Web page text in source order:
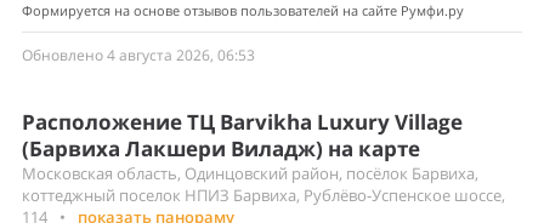
Формируется на основе отзывов пользователей на сайте Румфи.ру
Обновлено 4 августа 2026, 06:53
Расположение ТЦ Barvikha Luxury Village
(Барвиха Лакшери Виладж) на карте
Московская область, Одинцовский район, посёлок Барвиха,
коттеджный поселок НПИЗ Барвиха, Рублёво-Успенское шоссе,
114
• показать панораму